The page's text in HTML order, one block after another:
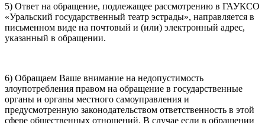
5) Ответ на обращение, подлежащее рассмотрению в ГАУКСО
«Уральский государственный театр эстрады», направляется в
письменном виде на почтовый и (или) электронный адрес,
указанный в обращении.
6) Обращаем Ваше внимание на недопустимость
злоупотребления правом на обращение в государственные
органы и органы местного самоуправления и
предусмотренную законодательством ответственность в этой
сфере общественных отношений. В случае если в обращении